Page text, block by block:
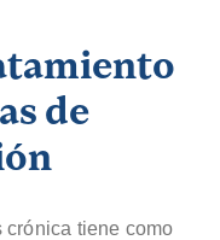
de
crónica tiene como